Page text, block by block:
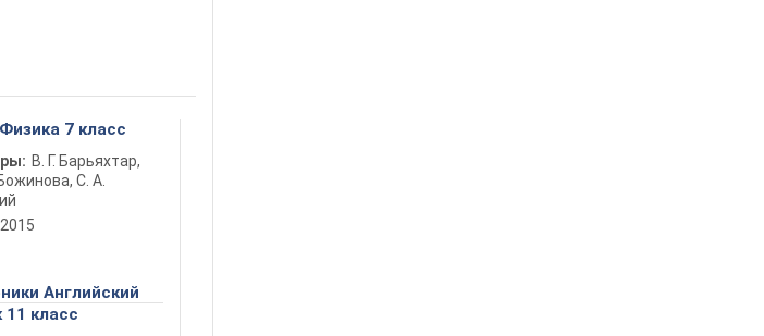
7 класс
В. Г. Барьяхтар,
С. А.
2015
Английский
11 класс